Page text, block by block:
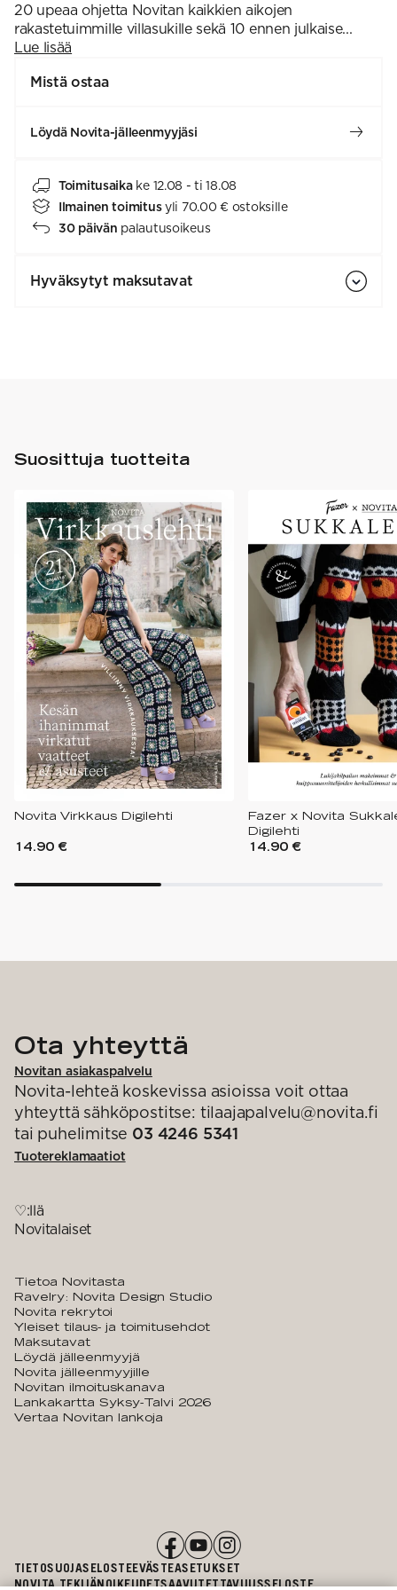
20 upeaa ohjetta Novitan kaikkien aikojen
rakastetuimmille villasukille sekä 10 ennen julkaise...
Lue lisää
Mistä ostaa
Löydä Novita-jälleenmyyjäsi
Toimitusaika ke 12.08 - ti 18.08
Ilmainen toimitus yli 70.00 € ostoksille
30 päivän palautusoikeus
Hyväksytyt maksutavat
Suosittuja tuotteita
Novita Virkkaus Digilehti
14.90 €
Fazer x Novita
Digilehti
14.90 €
Ota yhteyttä
Novitan asiakaspalvelu
Novita-lehteä koskevissa asioissa voit ottaa
yhteyttä sähköpostitse: tilaajapalvelu@novita.fi
tai puhelimitse 03 4246 5341
Tuotereklamaatiot
♡:llä
Novitalaiset
Tietoa Novitasta
Ravelry: Novita Design Studio
Novita rekrytoi
Yleiset tilaus- ja toimitusehdot
Maksutavat
Löydä jälleenmyyjä
Novita jälleenmyyjille
Novitan ilmoituskanava
Lankakartta Syksy-Talvi 2026
Vertaa Novitan lankoja
TIETOSUOJASELOSTEEVÄSTEASETUKSET
NOVITA TEKIJÄNOIKEUDETSAAVUTETTAVUUSSELOSTE